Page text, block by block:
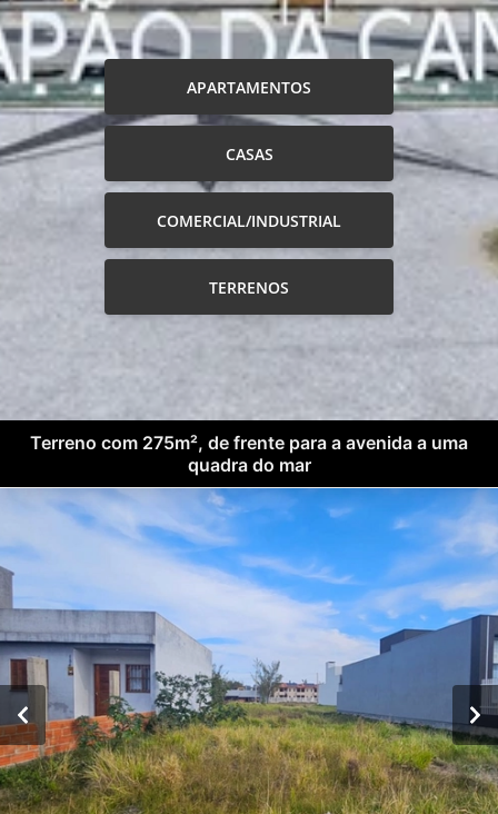
APARTAMENTOS
CASAS
COMERCIAL/INDUSTRIAL
TERRENOS
Terreno com 275m², de frente para a avenida a uma
quadra do mar